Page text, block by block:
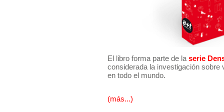
El libro forma parte de la serie
considerada la investigación sobre
en todo el mundo.
(más...)